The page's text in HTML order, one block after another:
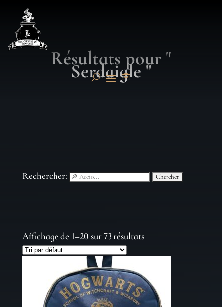
Résultats pour "
Serdaigle "
Rechercher:
Affichage de 1–20 sur 73 résultats